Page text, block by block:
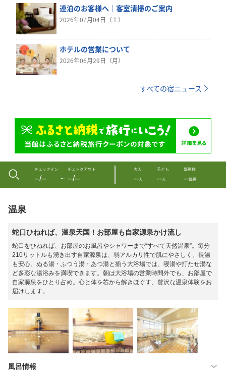
連泊のお客様へ｜客室清掃のご案内
2026年07月04日（土）
ホテルの営業について
2026年06月29日（月）
すべての宿ニュース
チェックイン
--/-- 〜
チェックアウト
--/--
大人
--人
子ども
--人
部屋数
--部屋
温泉
蛇口ひねれば、温泉天国！お部屋も自家源泉かけ流し
蛇口をひねれば、お部屋のお風呂やシャワーまで“すべて天然温泉”。毎分
210リットルも湧き出す自家源泉は、弱アルカリ性で肌にやさしく、長湯
も安心。ぬる湯・ふつう湯・あつ湯と揃う大浴場では、寝湯や打たせ湯な
ど多彩な湯浴みを満喫できます。朝は大浴場の営業時間外でも、お部屋で
自家源泉をひとり占め。心と体を芯から解きほぐす、贅沢な温泉体験をお
届けします。
風呂情報